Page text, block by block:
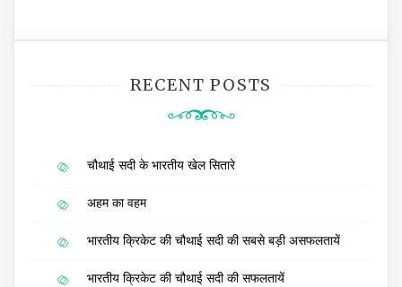
RECENT POSTS
चौथाई सदी के भारतीय खेल सितारे
अहम का वहम
भारतीय क्रिकेट की चौथाई सदी की सबसे बड़ी असफलतायें
भारतीय क्रिकेट की चौथाई सदी की सफलतायें